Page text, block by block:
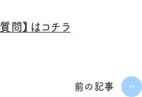
問】はコチラ
前の記事